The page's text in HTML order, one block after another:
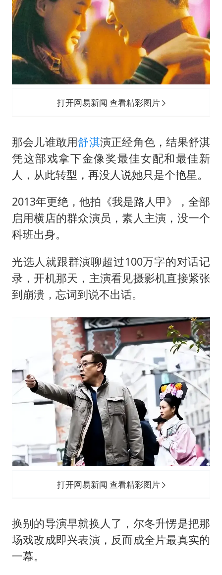
打开网易新闻 查看精彩图片
那会儿谁敢用舒淇演正经角色，结果舒淇
凭这部戏拿下金像奖最佳女配和最佳新
人，从此转型，再没人说她只是个艳星。
2013年更绝，他拍《我是路人甲》，全部
启用横店的群众演员，素人主演，没一个
科班出身。
光选人就跟群演聊超过100万字的对话记
录，开机那天，主演看见摄影机直接紧张
到崩溃，忘词到说不出话。
打开网易新闻 查看精彩图片
换别的导演早就换人了，尔冬升愣是把那
场戏改成即兴表演，反而成全片最真实的
一幕。